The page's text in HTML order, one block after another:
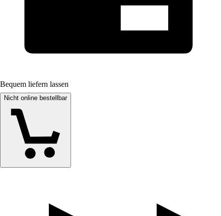
Bequem liefern lassen
Nicht online bestellbar